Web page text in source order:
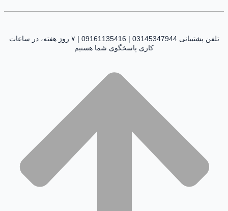
تلفن پشتیبانی 03145347944 | 09161135416 | ۷ روز هفته، در ساعات
کاری پاسخگوی شما هستیم